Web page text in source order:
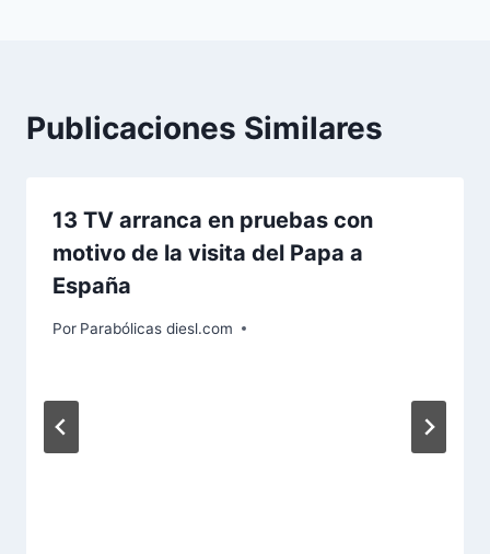
Publicaciones Similares
13 TV arranca en pruebas con
motivo de la visita del Papa a
España
Por Parabólicas diesl.com